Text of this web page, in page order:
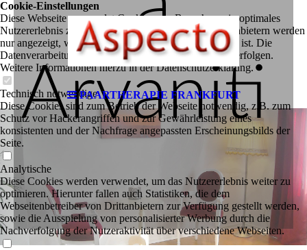
PAARTHERAPIE FRANKFURT
Arvaniti
Cookie-Einstellungen
Diese Webseite verwendet Cookies, um Besuchern ein optimales
Nutzererlebnis zu bieten. Bestimmte Inhalte von Drittanbietern werden
nur angezeigt, wenn die entsprechende Option aktiviert ist. Die
Datenverarbeitung kann dann auch in einem Drittland erfolgen.
Weitere Informationen hierzu in der Datenschutzerklärung.
Technisch notwendige
Diese Cookies sind zum Betrieb der Webseite notwendig, z.B. zum
Schutz vor Hackerangriffen und zur Gewährleistung eines
konsistenten und der Nachfrage angepassten Erscheinungsbilds der
Seite.
Analytische
Diese Cookies werden verwendet, um das Nutzererlebnis weiter zu
optimieren. Hierunter fallen auch Statistiken, die dem
Webseitenbetreiber von Drittanbietern zur Verfügung gestellt werden,
sowie die Ausspielung von personalisierter Werbung durch die
Nachverfolgung der Nutzeraktivität über verschiedene Webseiten.